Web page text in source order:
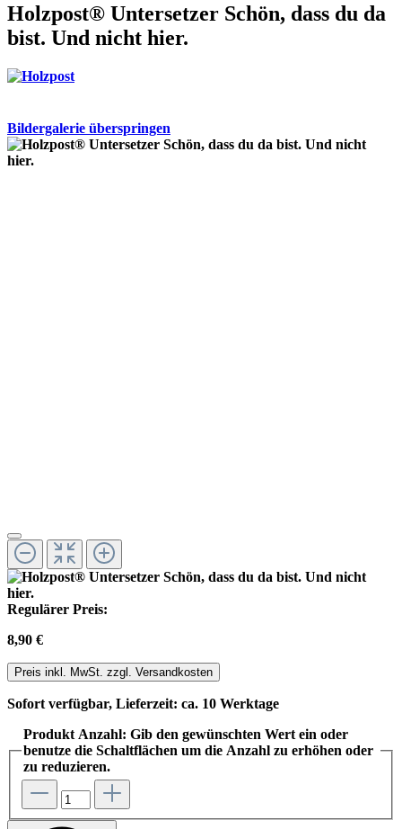
Holzpost® Untersetzer Schön, dass du da
bist. Und nicht hier.
Bildergalerie überspringen
Regulärer Preis:
8,90 €
Preis inkl. MwSt. zzgl. Versandkosten
Sofort verfügbar, Lieferzeit: ca. 10 Werktage
Produkt Anzahl: Gib den gewünschten Wert ein oder
benutze die Schaltflächen um die Anzahl zu erhöhen oder
zu reduzieren.